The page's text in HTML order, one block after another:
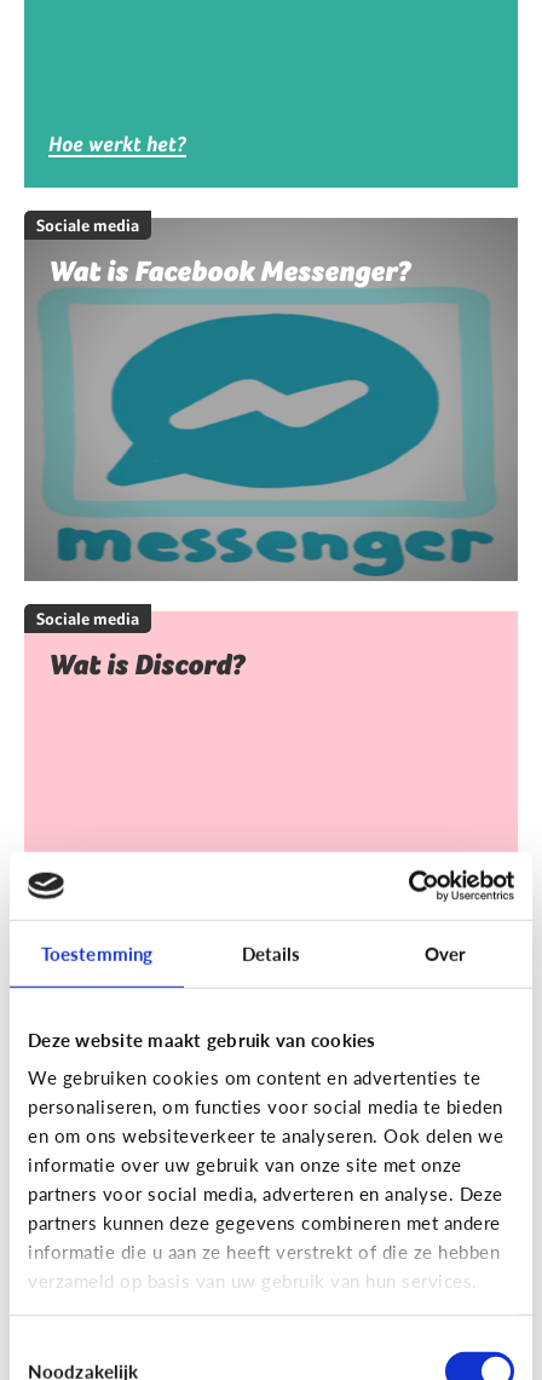
Toestemming Details Over
Deze website maakt gebruik van cookies
We gebruiken cookies om content en advertenties te
personaliseren, om functies voor social media te bieden
en om ons websiteverkeer te analyseren. Ook delen we
informatie over uw gebruik van onze site met onze
partners voor social media, adverteren en analyse. Deze
partners kunnen deze gegevens combineren met andere
informatie die u aan ze heeft verstrekt of die ze hebben
verzameld op basis van uw gebruik van hun services.
Noodzakelijk
Hoe werkt het?
Sociale media
Wat is Facebook Messenger?
Sociale media
Wat is Discord?
[Klik & Print]Een account
aanmaken op TikTok? Doe de
TikTok check!
Ontdek de checklist!